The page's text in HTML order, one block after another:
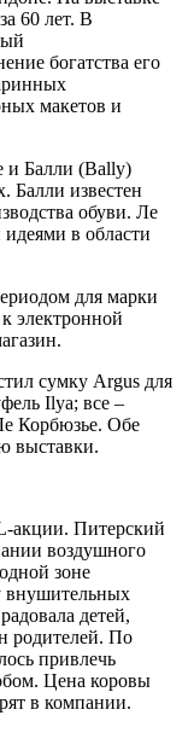
60 лет. В
богатства его
макетов и
и Балли (Bally)
Балли известен
обуви. Ле
в области
для марки
электронной
сумку Argus для
Ilya; все –
Корбюзье. Обе
выставки.
акции. Питерский
воздушного
зоне
внушительных
детей,
родителей. По
привлечь
Цена коровы
в компании.